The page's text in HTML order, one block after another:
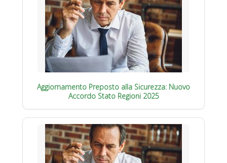
Aggiornamento Preposto alla Sicurezza: Nuovo
Accordo Stato Regioni 2025